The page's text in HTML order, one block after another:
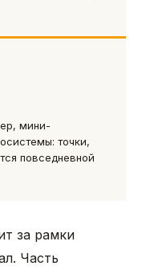
мини-
точки,
повседневной
за рамки
Часть